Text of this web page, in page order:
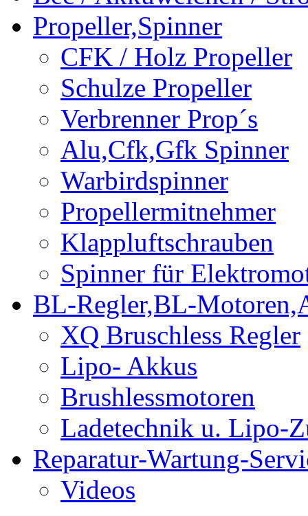
Propeller,Spinner
CFK / Holz Propeller
Schulze Propeller
Verbrenner Prop´s
Alu,Cfk,Gfk Spinner
Warbirdspinner
Propellermitnehmer
Klappluftschrauben
Spinner für
BL-Regler,BL-
XQ Bruschless Regler
Lipo- Akkus
Brushlessmotoren
Ladetechnik u. Lipo-
Reparatur-Wartung-
Videos